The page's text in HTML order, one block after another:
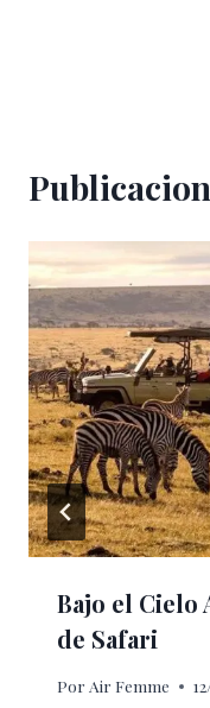
Bajo el Cielo
de Safari
Por Air Femme